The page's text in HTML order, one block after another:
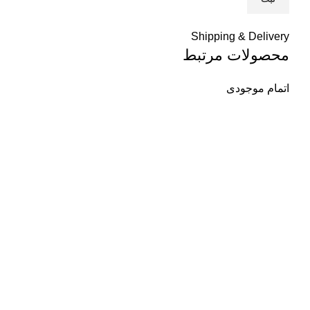
Shipping & Delivery
محصولات مرتبط
اتمام موجودی